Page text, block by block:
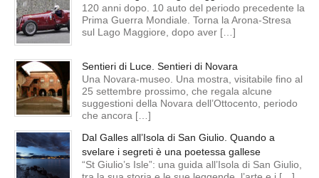
120 anni dopo. 10 auto del periodo precedente la
Prima Guerra Mondiale. Torna la Arona-Stresa
sul Lago Maggiore, dopo aver […]
Sentieri di Luce. Sentieri di Novara
Una Novara-museo. Una mostra, visitabile fino al
25 settembre prossimo, che regala alcune
suggestioni della Novara dell’Ottocento, periodo
che ancora […]
Dal Galles all’Isola di San Giulio. Quando a
svelare i segreti è una poetessa gallese
“St Giulio’s Isle”: una guida all’Isola di San Giulio,